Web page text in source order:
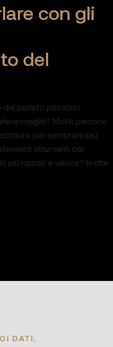
con gli
del
del parlato possono
meglio? Molte persone
per sembrare più
strumenti per
più rapido e veloce? In che
DATI.